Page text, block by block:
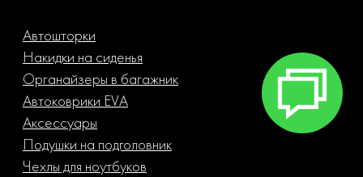
Автошторки
Накидки на сиденья
Органайзеры в багажник
Автоковрики EVA
Аксессуары
Подушки на подголовник
Чехлы для ноутбуков